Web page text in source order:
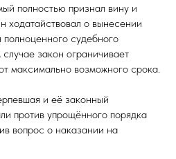
полностью признал вину и
ходатайствовал о вынесении
судебного
закон ограничивает
максимально возможного срока.
и её законный
против упрощённого порядка
вопрос о наказании на